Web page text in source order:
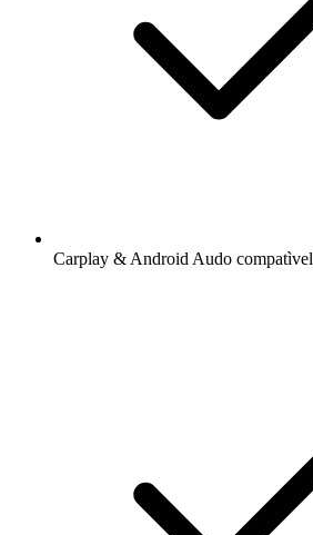
Carplay & Android Audo compatìvel